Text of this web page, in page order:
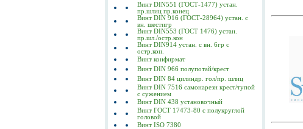
Винт DIN551 (ГОСТ-1477) устан.
пр.шлиц пр.конец
Винт DIN 916 (ГОСТ-28964) устан. с
вн. шестигр
Винт DIN553 (ГОСТ 1476) устан.
пр.шл./остр.кон
Винт DIN914 устан. с вн. 6гр с
остр.кон.
Винт конфирмат
Винт DIN 966 полупотай/крест
Винт DIN 84 цилиндр. гол/пр. шлиц
Винт DIN 7516 самонарезн крест/тупой
с сужением
Винт DIN 438 установочный
Винт ГОСТ 17473-80 c полукруглой
головой
Винт ISO 7380